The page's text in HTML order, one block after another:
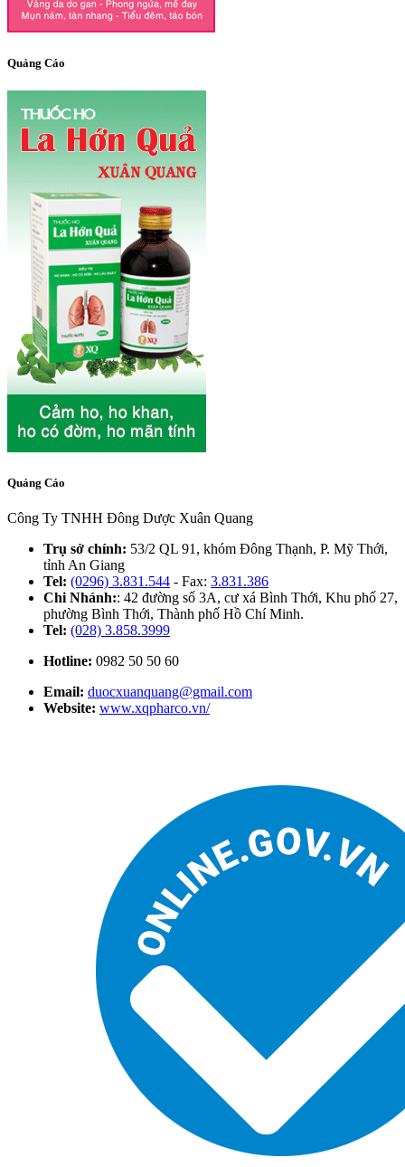
Quảng Cáo
Quảng Cáo
Công Ty TNHH Đông Dược Xuân Quang
Trụ sở chính: 53/2 QL 91, khóm Đông Thạnh, P. Mỹ Thới,
tỉnh An Giang
Tel: (0296) 3.831.544 - Fax: 3.831.386
Chi Nhánh:: 42 đường số 3A, cư xá Bình Thới, Khu phố 27,
phường Bình Thới, Thành phố Hồ Chí Minh.
Tel: (028) 3.858.3999
Hotline: 0982 50 50 60
Email: duocxuanquang@gmail.com
Website: www.xqpharco.vn/